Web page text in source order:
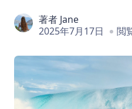
著者 Jane
2025年7月17日
閲